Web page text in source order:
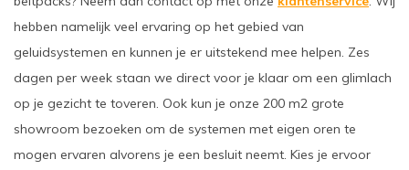
hebben namelijk veel ervaring op het gebied van
geluidsystemen en kunnen je er uitstekend mee helpen. Zes
dagen per week staan we direct voor je klaar om een glimlach
op je gezicht te toveren. Ook kun je onze 200 m2 grote
showroom bezoeken om de systemen met eigen oren te
mogen ervaren alvorens je een besluit neemt. Kies je ervoor